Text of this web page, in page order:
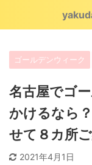
ゴールデンウィーク
名古屋でゴ
かけるなら
せて８カ所
2021年4月1日